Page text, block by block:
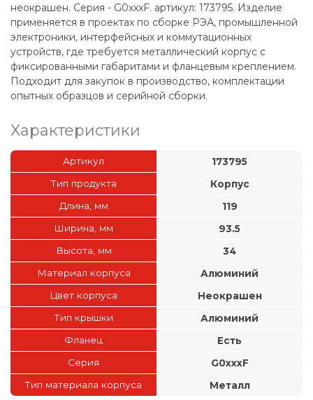
неокрашен. Серия - G0xxxF. артикул: 173795. Изделие
применяется в проектах по сборке РЭА, промышленной
электроники, интерфейсных и коммутационных
устройств, где требуется металлический корпус с
фиксированными габаритами и фланцевым креплением.
Подходит для закупок в производство, комплектации
опытных образцов и серийной сборки.
Характеристики
Артикул
173795
Тип продукта
Корпус
Длина, мм
119
Ширина, мм
93.5
Высота, мм
34
Материал корпуса
Алюминий
Цвет корпуса
Неокрашен
Тип крышки
Алюминий
Фланец
Есть
Серия
G0xxxF
Тип материала корпуса
Металл